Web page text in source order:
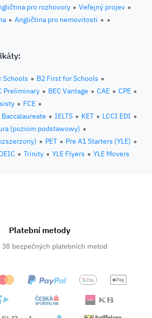
pro rozhovory
Veřejný projev
Angličtina pro nemovitosti
Schools
B2 First for Schools
Preliminary BEC Vantage CAE
CPE
FCE
IELTS KET
LCCI EDI
(poziom podstawowy)
PET
Pre A1 Starters (YLE)
Trinity YLE Flyers YLE Movers
Platební metody
38 bezpečných platebních metod